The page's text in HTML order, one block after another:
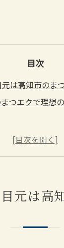
目次
は高知市のま
つエクで理想
選びが高知市で
つエクが持つ
は高知市で自分
元は高